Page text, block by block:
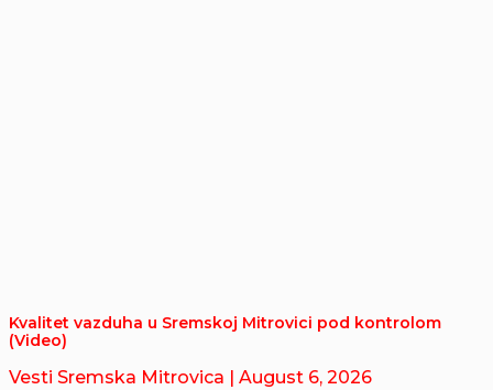
Kvalitet vazduha u Sremskoj Mitrovici pod kontrolom
(Video)
Vesti Sremska Mitrovica
| August 6, 2026